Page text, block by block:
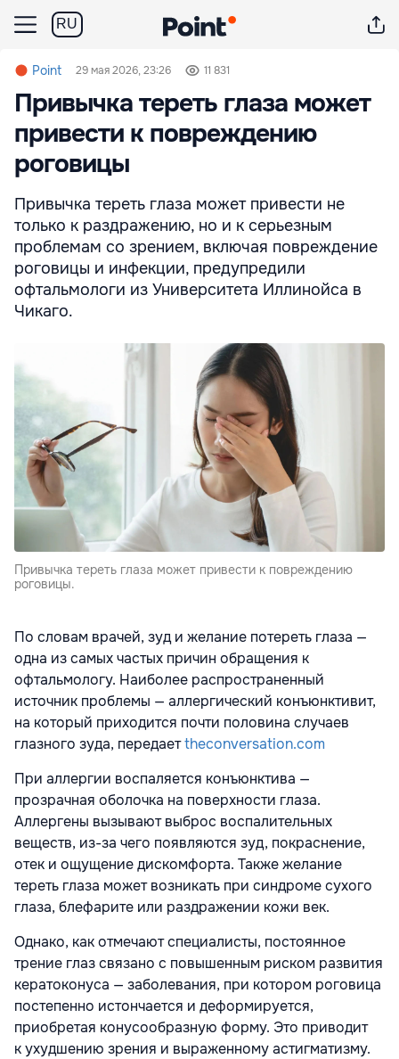
RU
Point 29 мая 2026, 23:26 11 831
Привычка тереть глаза может
привести к повреждению
роговицы
Привычка тереть глаза может привести не
только к раздражению, но и к серьезным
проблемам со зрением, включая повреждение
роговицы и инфекции, предупредили
офтальмологи из Университета Иллинойса в
Чикаго.
Привычка тереть глаза может привести к повреждению
роговицы.
По словам врачей, зуд и желание потереть глаза —
одна из самых частых причин обращения к
офтальмологу. Наиболее распространенный
источник проблемы — аллергический конъюнктивит,
на который приходится почти половина случаев
глазного зуда, передаетtheconversation.com
При аллергии воспаляется конъюнктива —
прозрачная оболочка на поверхности глаза.
Аллергены вызывают выброс воспалительных
веществ, из-за чего появляются зуд, покраснение,
отек и ощущение дискомфорта. Также желание
тереть глаза может возникать при синдроме сухого
глаза, блефарите или раздражении кожи век.
Однако, как отмечают специалисты, постоянное
трение глаз связано с повышенным риском развития
кератоконуса — заболевания, при котором роговица
постепенно истончается и деформируется,
приобретая конусообразную форму. Это приводит
к ухудшению зрения и выраженному астигматизму.